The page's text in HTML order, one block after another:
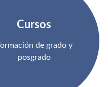
Cursos
de grado y
posgrado